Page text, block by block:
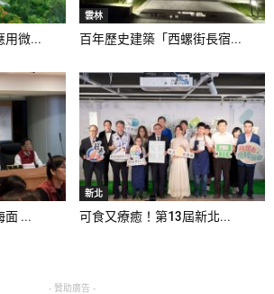
用微...
雲林
百年歷史建築「西螺街長宿...
面 ...
新北
可食又療癒！第13屆新北...
- 贊助廣告 -